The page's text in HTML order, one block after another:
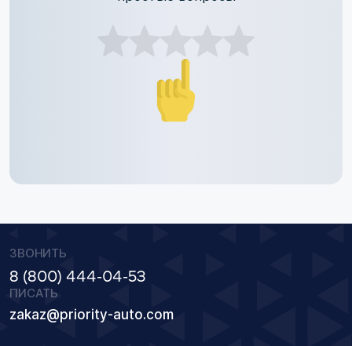
ЗВОНИТЬ
8 (800) 444-04-53
ПИСАТЬ
zakaz@priority-auto.com